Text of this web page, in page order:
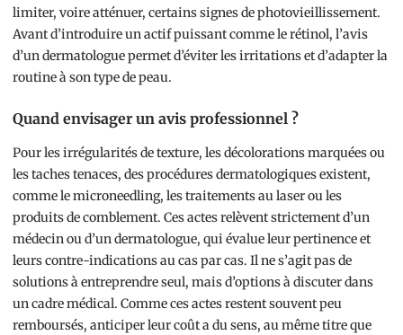
limiter, voire atténuer, certains signes de photovieillissement.
Avant d’introduire un actif puissant comme le rétinol, l’avis
d’un dermatologue permet d’éviter les irritations et d’adapter la
routine à son type de peau.
Quand envisager un avis professionnel ?
Pour les irrégularités de texture, les décolorations marquées ou
les taches tenaces, des procédures dermatologiques existent,
comme le microneedling, les traitements au laser ou les
produits de comblement. Ces actes relèvent strictement d’un
médecin ou d’un dermatologue, qui évalue leur pertinence et
leurs contre-indications au cas par cas. Il ne s’agit pas de
solutions à entreprendre seul, mais d’options à discuter dans
un cadre médical. Comme ces actes restent souvent peu
remboursés, anticiper leur coût a du sens, au même titre que